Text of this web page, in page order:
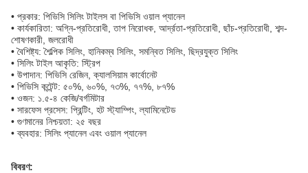
• প্রকার: পিভিসি সিলিং টাইলস বা পিভিসি ওয়াল প্যানেল
• কার্যকারিতা: অগ্নি-প্রতিরোধী, তাপ নিরোধক, আর্দ্রতা-প্রতিরোধী, ছাঁচ-প্রতিরোধী, শব্দ-
শোষণকারী, জলরোধী
• বৈশিষ্ট্য: শৈল্পিক সিলিং, হানিকম্ব সিলিং, সমন্বিত সিলিং, ছিদ্রযুক্ত সিলিং
• সিলিং টাইল আকৃতি: স্ট্রিপ
• উপাদান: পিভিসি রেজিন, ক্যালসিয়াম কার্বোনেট
• পিভিসি কন্টেন্ট: ৫০%, ৬০%, ৭৩%, ৭৭%, ৮৭%
• ওজন: ১.৫-৪ কেজি/বর্গমিটার
• সারফেস প্রসেস: প্রিন্টিং, হট স্ট্যাম্পিং, ল্যামিনেটেড
• গুণমানের নিশ্চয়তা: ২৫ বছর
• ব্যবহার: সিলিং প্যানেল এবং ওয়াল প্যানেল
বিবরণ: